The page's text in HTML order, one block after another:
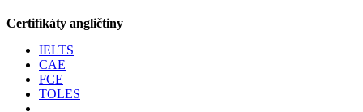
Certifikáty angličtiny
IELTS
CAE
FCE
TOLES